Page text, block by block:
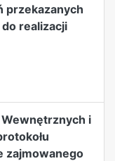
przekazanych
realizacji
i
zajmowanego